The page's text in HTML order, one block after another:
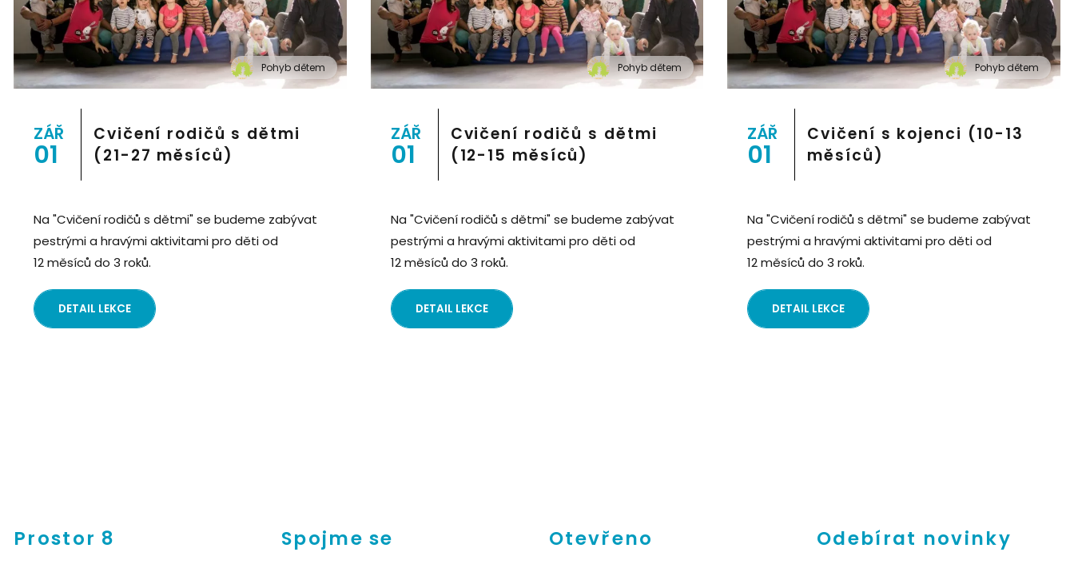
Pohyb dětem
ZÁŘ
01
Cvičení rodičů s dětmi
(21-27 měsíců)
Na "Cvičení rodičů s dětmi" se budeme zabývat
pestrými a hravými aktivitami pro děti od
12 měsíců do 3 roků.
DETAIL LEKCE
Pohyb dětem
ZÁŘ
01
Cvičení rodičů s dětmi
(12-15 měsíců)
Na "Cvičení rodičů s dětmi" se budeme zabývat
pestrými a hravými aktivitami pro děti od
12 měsíců do 3 roků.
DETAIL LEKCE
Pohyb dětem
ZÁŘ
01
Cvičení s kojenci (10-13
měsíců)
Na "Cvičení rodičů s dětmi" se budeme zabývat
pestrými a hravými aktivitami pro děti od
12 měsíců do 3 roků.
DETAIL LEKCE
Prostor 8 Spojme se Otevřeno Odebírat novinky